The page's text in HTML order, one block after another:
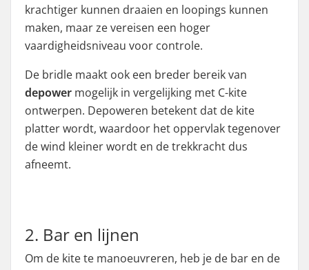
krachtiger kunnen draaien en loopings kunnen
maken, maar ze vereisen een hoger
vaardigheidsniveau voor controle.
De bridle maakt ook een breder bereik van
depower mogelijk in vergelijking met C-kite
ontwerpen. Depoweren betekent dat de kite
platter wordt, waardoor het oppervlak tegenover
de wind kleiner wordt en de trekkracht dus
afneemt.
2. Bar en lijnen
Om de kite te manoeuvreren, heb je de bar en de